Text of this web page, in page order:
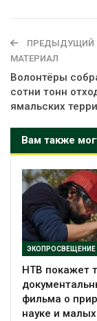
ПРЕДЫДУЩИЙ
МАТЕРИАЛ
Волонтёры
сотни тонн
ямальских
Вам также
ЭКОПРОСВЕЩЕНИЕ
НТВ покажет
фильма о
науке и